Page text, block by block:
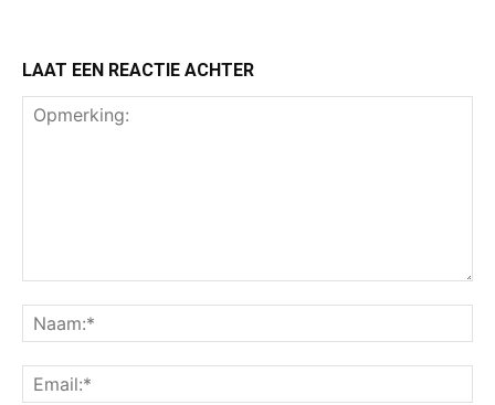
LAAT EEN REACTIE ACHTER